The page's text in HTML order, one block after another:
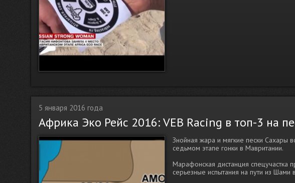
5 января 2016 года
Африка Эко Рейс 2016: VEB Racing в топ-3 на
Знойная жара и мягкие пески Сахары
седьмом этапе гонки в Мавритании.
Марафонская дистанция спецучастка
серьезные испытания на пути из